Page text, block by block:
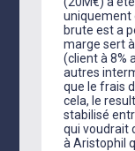
uniquement
brute est a
marge sert
(client à 8%
autres
que le frais
cela, le
stabilisé
qui voudrait
à Aristophil